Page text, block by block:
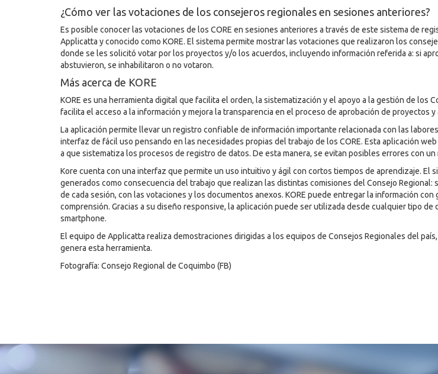
¿Cómo ver las votaciones de los consejeros regionales en sesiones anteriores?
Es posible conocer las votaciones de los CORE en sesiones anteriores a través de este sistema de
Applicatta y conocido como KORE. El sistema permite mostrar las votaciones que realizaron los
donde se les solicitó votar por los proyectos y/o los acuerdos, incluyendo información referida a: si
abstuvieron, se inhabilitaron o no votaron.
Más acerca de KORE
KORE es una herramienta digital que facilita el orden, la sistematización y el apoyo a la gestión de los
facilita el acceso a la información y mejora la transparencia en el proceso de aprobación de proyectos
La aplicación permite llevar un registro confiable de información importante relacionada con las
interfaz de fácil uso pensando en las necesidades propias del trabajo de los CORE. Esta aplicación
a que sistematiza los procesos de registro de datos. De esta manera, se evitan posibles errores con
Kore cuenta con una interfaz que permite un uso intuitivo y ágil con cortos tiempos de aprendizaje. El
generados como consecuencia del trabajo que realizan las distintas comisiones del Consejo Regional:
de cada sesión, con las votaciones y los documentos anexos. KORE puede entregar la información
comprensión. Gracias a su diseño responsive, la aplicación puede ser utilizada desde cualquier tipo de
smartphone.
El equipo de Applicatta realiza demostraciones dirigidas a los equipos de Consejos Regionales del
genera esta herramienta.
Fotografía: Consejo Regional de Coquimbo (FB)